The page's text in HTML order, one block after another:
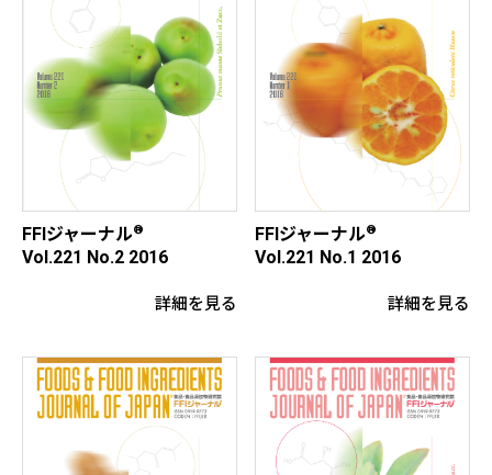
FFIジャーナル®
Vol.221 No.2 2016
詳細を見る
FFIジャーナル®
Vol.221 No.1 2016
詳細を見る